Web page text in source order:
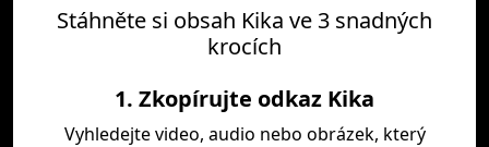
Stáhněte si obsah Kika ve 3 snadných
krocích
1. Zkopírujte odkaz Kika
Vyhledejte video, audio nebo obrázek, který